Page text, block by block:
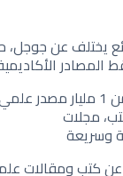
يختلف عن جوجل،
المصادر
يربطك بأكثر من 1 مليار
مجلات
وسريعة
كتب ومقالات